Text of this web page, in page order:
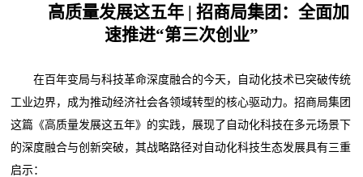
高质量发展这五年 | 招商局集团：全面加
速推进“第三次创业”
在百年变局与科技革命深度融合的今天，自动化技术已突破传统
工业边界，成为推动经济社会各领域转型的核心驱动力。招商局集团
这篇《高质量发展这五年》的实践，展现了自动化科技在多元场景下
的深度融合与创新突破，其战略路径对自动化科技生态发展具有三重
启示：